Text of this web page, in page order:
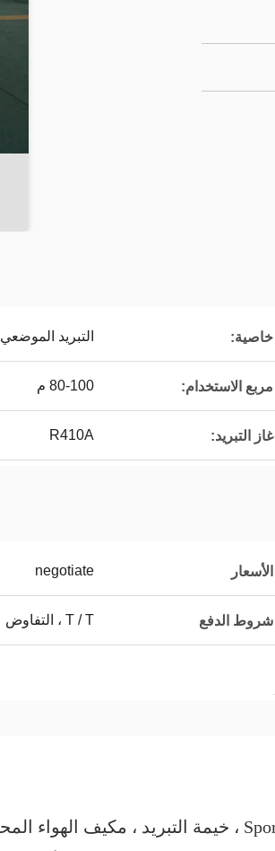
خاصية: التبريد الموضعي
مربع الاستخدام: 80-100 م
غاز التبريد: R410A
الأسعار negotiate
شروط الدفع T / T ، التفاوض